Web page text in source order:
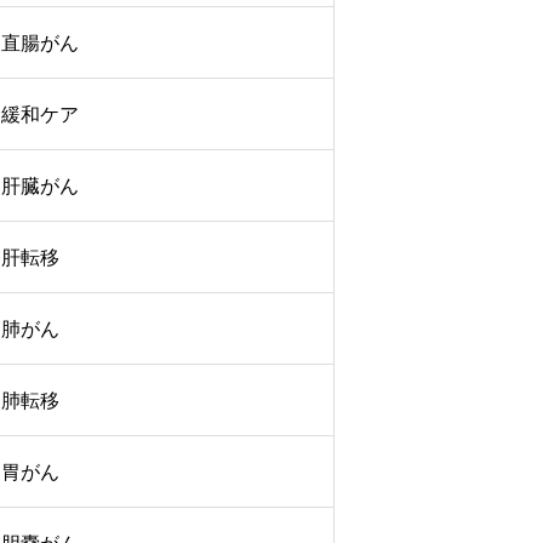
直腸がん
緩和ケア
肝臓がん
肝転移
肺がん
肺転移
胃がん